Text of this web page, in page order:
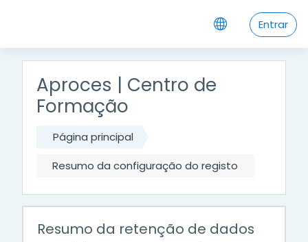
Entrar
Aproces | Centro de
Formação
Página principal
Resumo da configuração do registo
Resumo da retenção de dados